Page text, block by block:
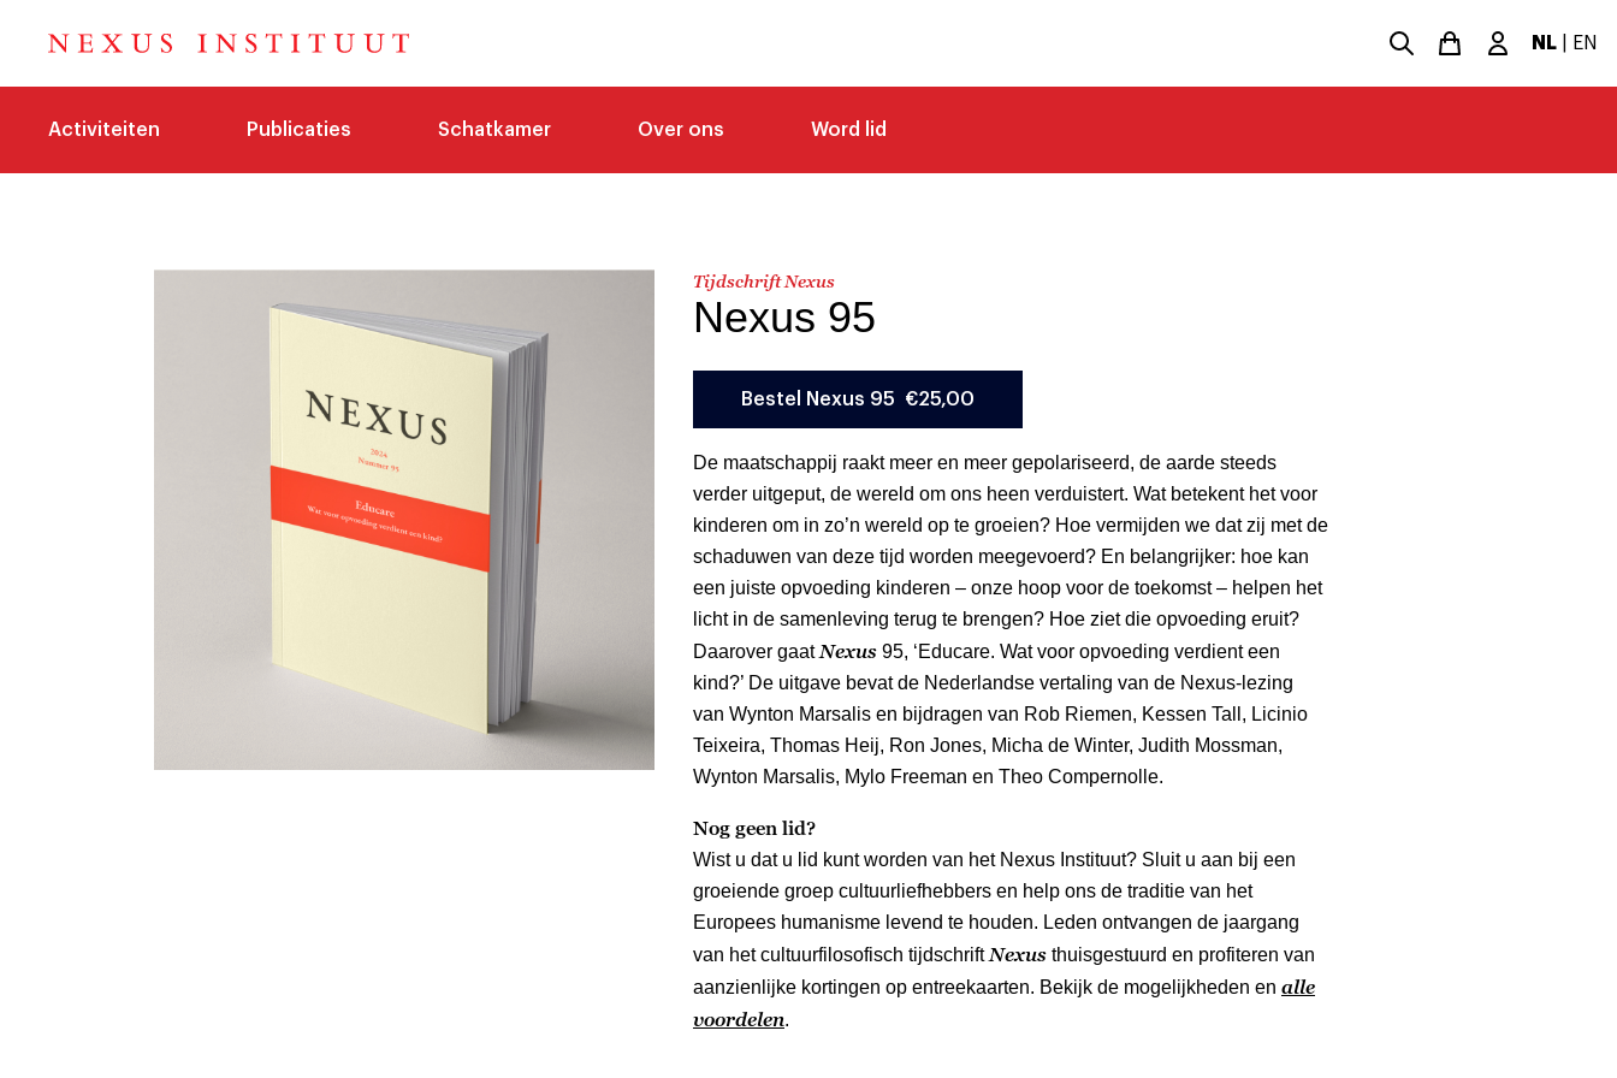
NL EN
Activiteiten Publicaties Schatkamer Over ons Word lid
Tijdschrift Nexus
Nexus 95
De maatschappij raakt meer en meer gepolariseerd, de aarde steeds
verder uitgeput, de wereld om ons heen verduistert. Wat betekent het voor
kinderen om in zo’n wereld op te groeien? Hoe vermijden we dat zij met de
schaduwen van deze tijd worden meegevoerd? En belangrijker: hoe kan
een juiste opvoeding kinderen – onze hoop voor de toekomst – helpen het
licht in de samenleving terug te brengen? Hoe ziet die opvoeding eruit?
Daarover gaat Nexus 95, ‘Educare. Wat voor opvoeding verdient een
kind?’ De uitgave bevat de Nederlandse vertaling van de Nexus-lezing
van Wynton Marsalis en bijdragen van Rob Riemen, Kessen Tall, Licinio
Teixeira, Thomas Heij, Ron Jones, Micha de Winter, Judith Mossman,
Wynton Marsalis, Mylo Freeman en Theo Compernolle.
Nog geen lid?
Wist u dat u lid kunt worden van het Nexus Instituut? Sluit u aan bij een
groeiende groep cultuurliefhebbers en help ons de traditie van het
Europees humanisme levend te houden. Leden ontvangen de jaargang
van het cultuurfilosofisch tijdschrift Nexus thuisgestuurd en profiteren van
aanzienlijke kortingen op entreekaarten. Bekijk de mogelijkheden en alle
voordelen.